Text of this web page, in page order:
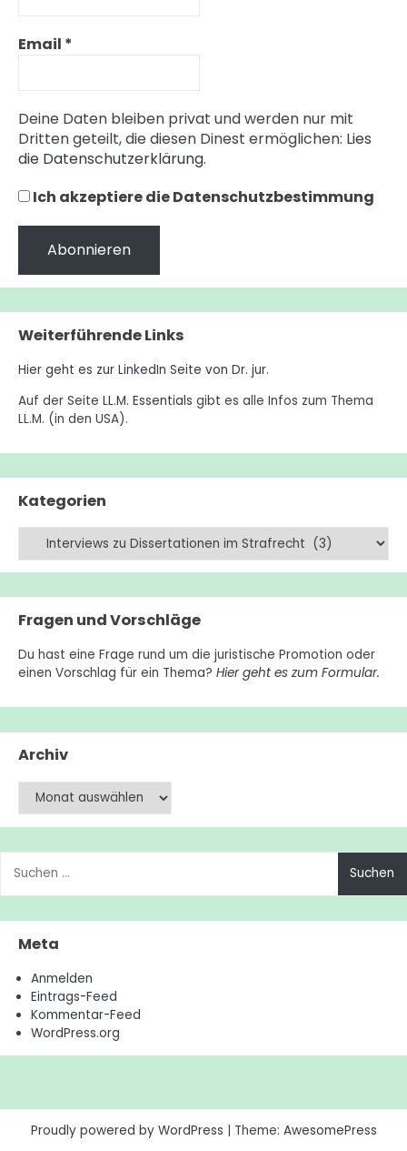
Email *
Deine Daten bleiben privat und werden nur mit
Dritten geteilt, die diesen Dinest ermöglichen: Lies
die Datenschutzerklärung.
Ich akzeptiere die Datenschutzbestimmung
Weiterführende Links
Hier geht es zur LinkedIn Seite von Dr. jur.
Auf der SeiteLL.M. Essentials gibt es alle Infos zum Thema
LL.M. (in den USA).
Kategorien
Kategorien
Fragen und Vorschläge
Du hast eine Frage rund um die juristische Promotion oder
einen Vorschlag für ein Thema?Hier geht es zum Formular.
Archiv
Archiv
nach:
Meta
Anmelden
Eintrags-Feed
Kommentar-Feed
WordPress.org
Proudly powered by WordPress | Theme: AwesomePress